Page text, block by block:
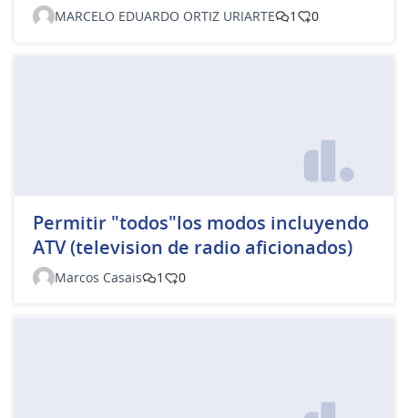
MARCELO EDUARDO ORTIZ URIARTE 1 0
Permitir "todos"los modos incluyendo
ATV (television de radio aficionados)
Marcos Casais 1 0